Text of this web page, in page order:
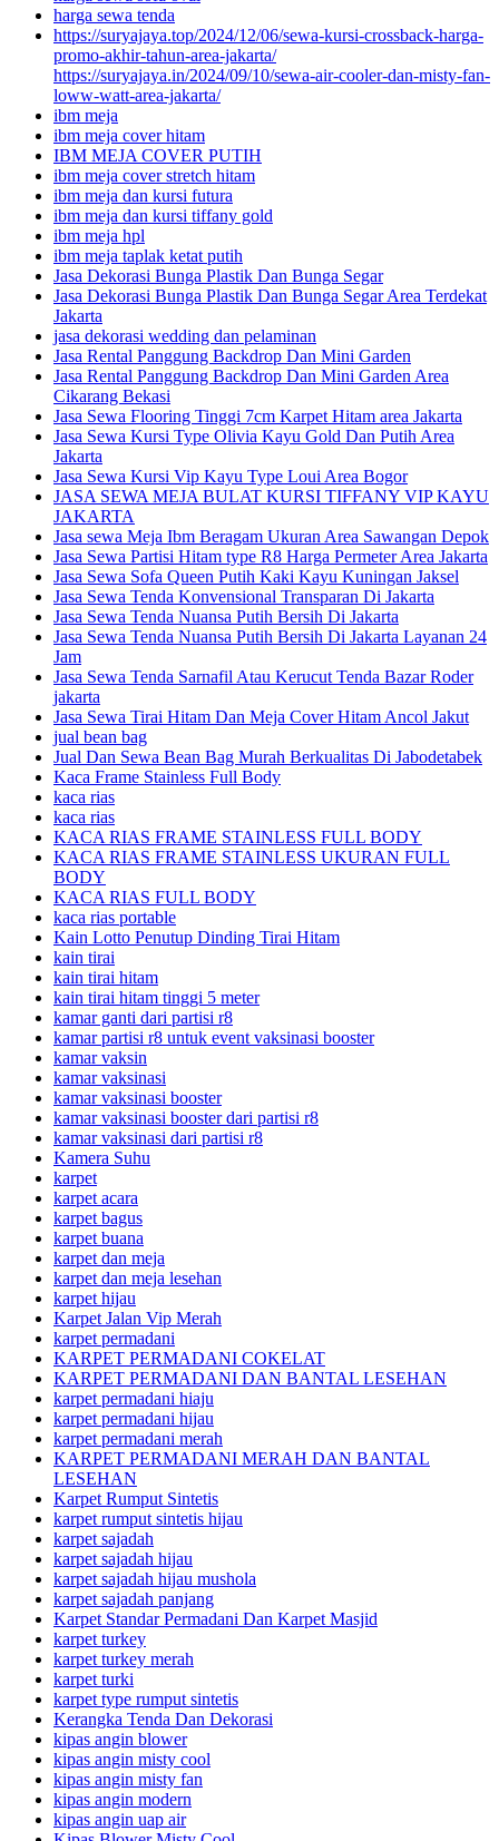
harga sewa tenda
https://suryajaya.top/2024/12/06/sewa-kursi-crossback-harga-
promo-akhir-tahun-area-jakarta/
https://suryajaya.in/2024/09/10/sewa-air-cooler-dan-misty-fan-
loww-watt-area-jakarta/
ibm meja
ibm meja cover hitam
IBM MEJA COVER PUTIH
ibm meja cover stretch hitam
ibm meja dan kursi futura
ibm meja dan kursi tiffany gold
ibm meja hpl
ibm meja taplak ketat putih
Jasa Dekorasi Bunga Plastik Dan Bunga Segar
Jasa Dekorasi Bunga Plastik Dan Bunga Segar Area Terdekat
Jakarta
jasa dekorasi wedding dan pelaminan
Jasa Rental Panggung Backdrop Dan Mini Garden
Jasa Rental Panggung Backdrop Dan Mini Garden Area
Cikarang Bekasi
Jasa Sewa Flooring Tinggi 7cm Karpet Hitam area Jakarta
Jasa Sewa Kursi Type Olivia Kayu Gold Dan Putih Area
Jakarta
Jasa Sewa Kursi Vip Kayu Type Loui Area Bogor
JASA SEWA MEJA BULAT KURSI TIFFANY VIP KAYU
JAKARTA
Jasa sewa Meja Ibm Beragam Ukuran Area Sawangan Depok
Jasa Sewa Partisi Hitam type R8 Harga Permeter Area Jakarta
Jasa Sewa Sofa Queen Putih Kaki Kayu Kuningan Jaksel
Jasa Sewa Tenda Konvensional Transparan Di Jakarta
Jasa Sewa Tenda Nuansa Putih Bersih Di Jakarta
Jasa Sewa Tenda Nuansa Putih Bersih Di Jakarta Layanan 24
Jam
Jasa Sewa Tenda Sarnafil Atau Kerucut Tenda Bazar Roder
jakarta
Jasa Sewa Tirai Hitam Dan Meja Cover Hitam Ancol Jakut
jual bean bag
Jual Dan Sewa Bean Bag Murah Berkualitas Di Jabodetabek
Kaca Frame Stainless Full Body
kaca rias
kaca rias
KACA RIAS FRAME STAINLESS FULL BODY
KACA RIAS FRAME STAINLESS UKURAN FULL
BODY
KACA RIAS FULL BODY
kaca rias portable
Kain Lotto Penutup Dinding Tirai Hitam
kain tirai
kain tirai hitam
kain tirai hitam tinggi 5 meter
kamar ganti dari partisi r8
kamar partisi r8 untuk event vaksinasi booster
kamar vaksin
kamar vaksinasi
kamar vaksinasi booster
kamar vaksinasi booster dari partisi r8
kamar vaksinasi dari partisi r8
Kamera Suhu
karpet
karpet acara
karpet bagus
karpet buana
karpet dan meja
karpet dan meja lesehan
karpet hijau
Karpet Jalan Vip Merah
karpet permadani
KARPET PERMADANI COKELAT
KARPET PERMADANI DAN BANTAL LESEHAN
karpet permadani hiaju
karpet permadani hijau
karpet permadani merah
KARPET PERMADANI MERAH DAN BANTAL
LESEHAN
Karpet Rumput Sintetis
karpet rumput sintetis hijau
karpet sajadah
karpet sajadah hijau
karpet sajadah hijau mushola
karpet sajadah panjang
Karpet Standar Permadani Dan Karpet Masjid
karpet turkey
karpet turkey merah
karpet turki
karpet type rumput sintetis
Kerangka Tenda Dan Dekorasi
kipas angin blower
kipas angin misty cool
kipas angin misty fan
kipas angin modern
kipas angin uap air